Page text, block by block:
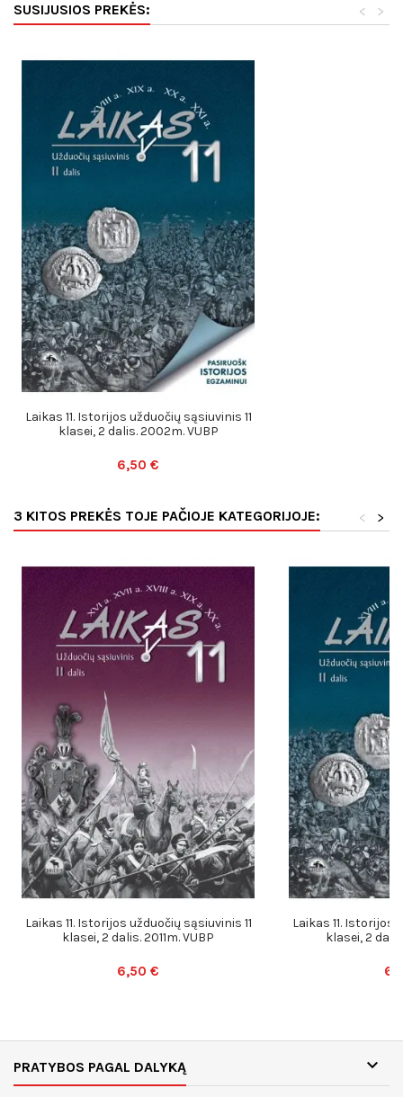
SUSIJUSIOS PREKĖS: >
<
Laikas 11. Istorijos užduočių sąsiuvinis 11
klasei, 2 dalis. 2002m. VUBP
6,50 €
3 KITOS PREKĖS TOJE PAČIOJE KATEGORIJOJE: >
<
Laikas 11. Istorijos užduočių sąsiuvinis 11
klasei, 2 dalis. 2011m. VUBP
6,50 €
Laikas 11. Istorijos
klasei, 2
PRATYBOS PAGAL DALYKĄ 